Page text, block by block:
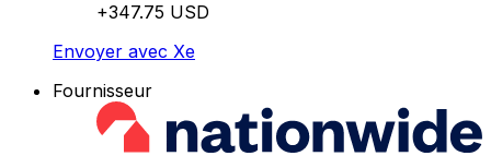
+347.75 USD
Envoyer avec Xe
Fournisseur